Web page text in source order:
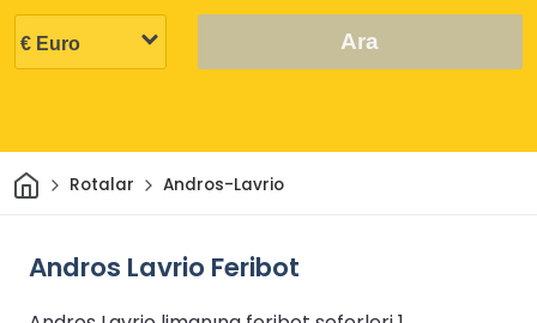
Ara
Ev Rotalar Andros-Lavrio
Andros Lavrio Feribot